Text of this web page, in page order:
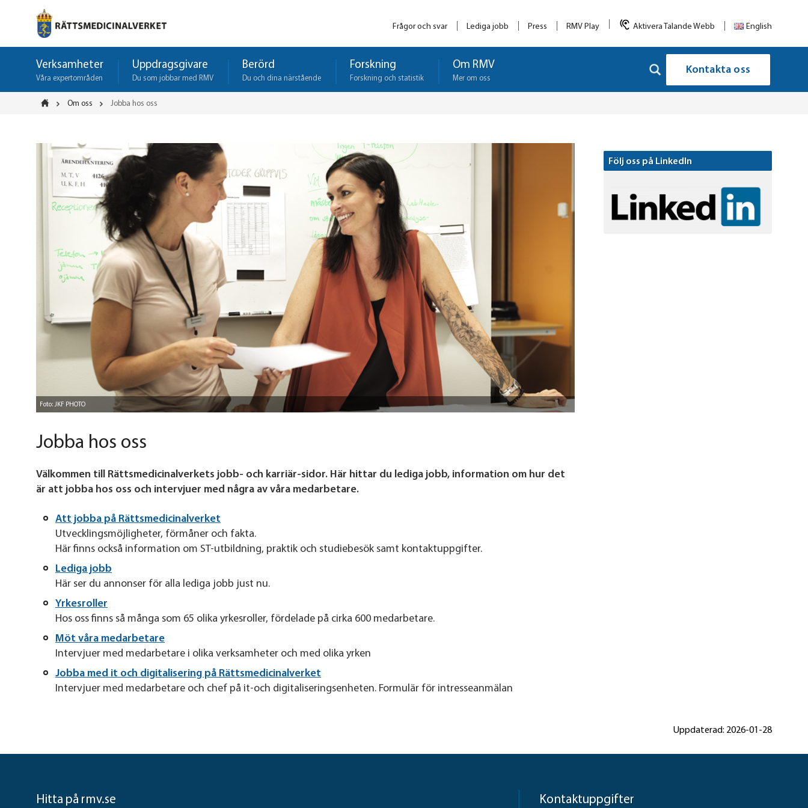
Frågor och svar Lediga jobb Press RMV Play Aktivera Talande Webb English
Verksamheter
Våra expertområden
Uppdragsgivare
Du som jobbar med RMV
Berörd
Du och dina närstående
Forskning
Forskning och statistik
Om RMV
Mer om oss
Kontakta oss
Om oss Jobba hos oss
Foto: JKF PHOTO
Jobba hos oss
Välkommen till Rättsmedicinalverkets jobb- och karriär-sidor. Här hittar du lediga jobb, information om hur det
är att jobba hos oss och intervjuer med några av våra medarbetare.
Att jobba på Rättsmedicinalverket
Utvecklingsmöjligheter, förmåner och fakta.
Här finns också information om ST-utbildning, praktik och studiebesök samt kontaktuppgifter.
Lediga jobb
Här ser du annonser för alla lediga jobb just nu.
Yrkesroller
Hos oss finns så många som 65 olika yrkesroller, fördelade på cirka 600 medarbetare.
Möt våra medarbetare
Intervjuer med medarbetare i olika verksamheter och med olika yrken
Jobba med it och digitalisering på Rättsmedicinalverket
Intervjuer med medarbetare och chef på it-och digitaliseringsenheten. Formulär för intresseanmälan
Följ oss på LinkedIn
Uppdaterad: 2026-01-28
Hitta på rmv.se Kontaktuppgifter